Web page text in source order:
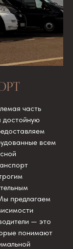
часть
достойную
всем
предлагаем
— это
понимают